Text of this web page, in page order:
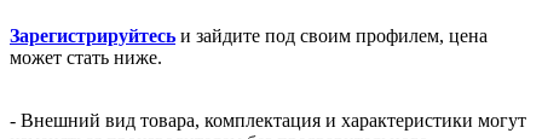
Зарегистрируйтесь и зайдите под своим профилем, цена
может стать ниже.
- Внешний вид товара, комплектация и характеристики могут